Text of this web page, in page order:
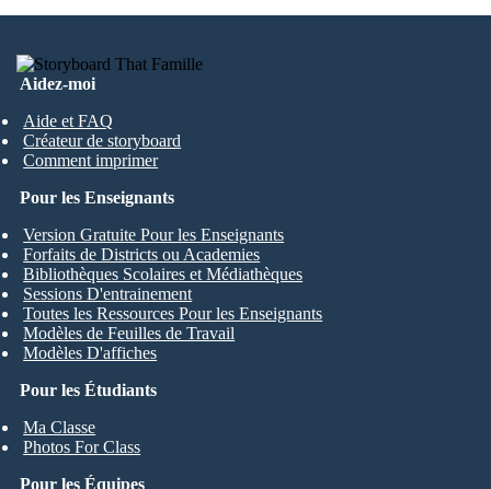
Aidez-moi
Aide et FAQ
Créateur de storyboard
Comment imprimer
Pour les Étudiants
Ma Classe
Photos For Class
Pour les Enseignants
Version Gratuite Pour les Enseignants
Forfaits de Districts ou Academies
Bibliothèques Scolaires et Médiathèques
Sessions D'entrainement
Toutes les Ressources Pour les Enseignants
Modèles de Feuilles de Travail
Modèles D'affiches
Pour les Équipes